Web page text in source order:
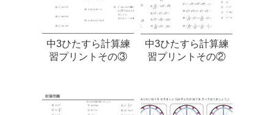
中3ひたすら計算練
習プリントその③
中3ひたすら計算練
習プリントその②